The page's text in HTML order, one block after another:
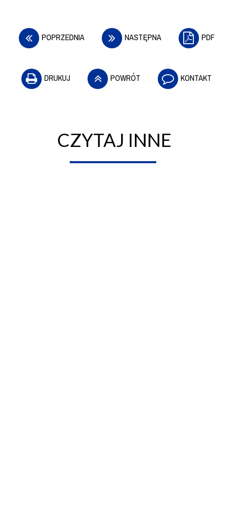
POPRZEDNIA NASTĘPNA PDF
DRUKUJ POWRÓT KONTAKT
CZYTAJ INNE